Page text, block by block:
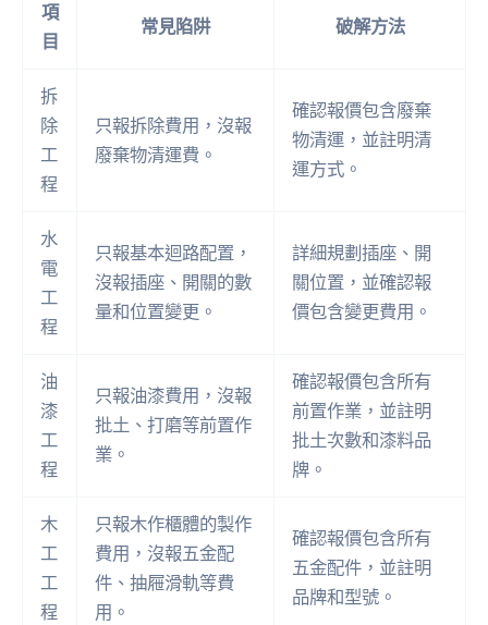
項
目
常見陷阱 破解方法
拆
除
工
程
只報拆除費用，沒報
廢棄物清運費。
確認報價包含廢棄
物清運，並註明清
運方式。
水
電
工
程
只報基本迴路配置，
沒報插座、開關的數
量和位置變更。
詳細規劃插座、開
關位置，並確認報
價包含變更費用。
油
漆
工
程
只報油漆費用，沒報
批土、打磨等前置作
業。
確認報價包含所有
前置作業，並註明
批土次數和漆料品
牌。
木
工
工
程
只報木作櫃體的製作
費用，沒報五金配
件、抽屜滑軌等費
用。
確認報價包含所有
五金配件，並註明
品牌和型號。